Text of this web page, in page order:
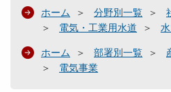
ホーム 分野別一覧
電気・工業用水道
ホーム 部署別一覧
電気事業